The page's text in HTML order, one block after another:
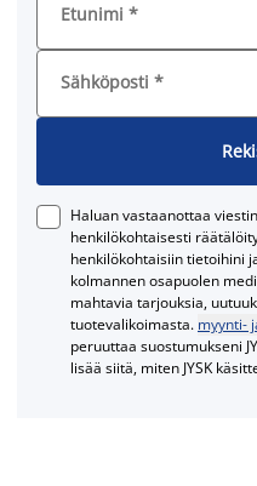
Etunimi *
Sähköposti *
Haluan vastaanottaa
henkilökohtaisesti
henkilökohtaisiin tietoihini
kolmannen osapuolen
mahtavia tarjouksia,
tuotevalikoimasta. myynti-
peruuttaa suostumukseni
lisää siitä, miten JYSK